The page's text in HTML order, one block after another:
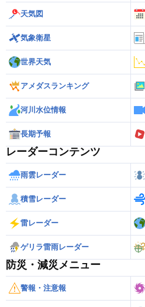
天気図
気象衛星
世界天気
アメダスランキング
河川水位情報
長期予報
レーダーコンテンツ
雨雲レーダー
積雪レーダー
雷レーダー
ゲリラ雷雨レーダー
防災・減災メニュー
警報・注意報